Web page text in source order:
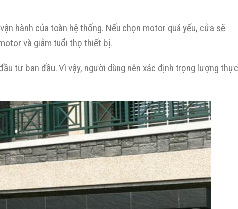
hành của toàn hệ thống. Nếu chọn motor quá yếu, cửa sẽ
và giảm tuổi thọ thiết bị.
tư ban đầu. Vì vậy, người dùng nên xác định trọng lượng thực